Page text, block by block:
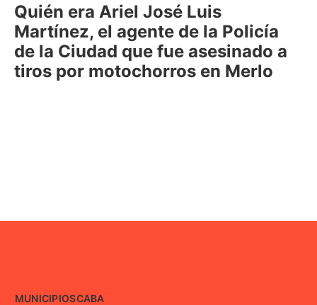
Quién era Ariel José Luis
Martínez, el agente de la Policía
de la Ciudad que fue asesinado a
tiros por motochorros en Merlo
MUNICIPIOSCABA